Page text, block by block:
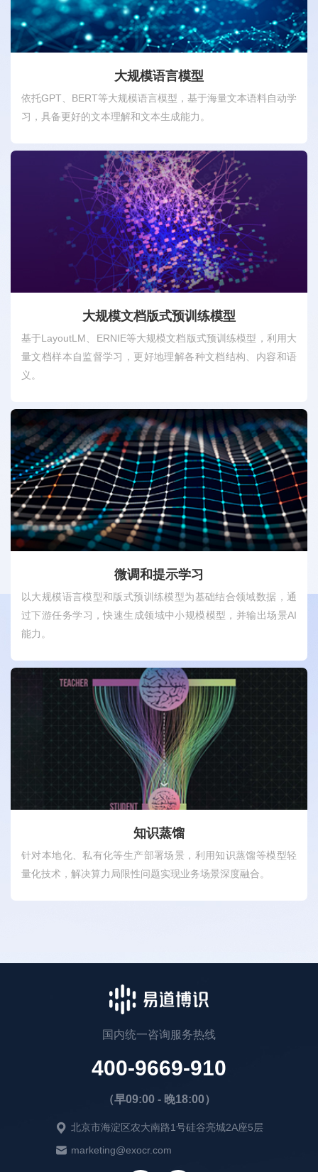
大规模语言模型
依托GPT、BERT等大规模语言模型，基于海量文本语料自动学
习，具备更好的文本理解和文本生成能力。
大规模文档版式预训练模型
基于LayoutLM、ERNIE等大规模文档版式预训练模型，利用大
量文档样本自监督学习，更好地理解各种文档结构、内容和语
义。
微调和提示学习
以大规模语言模型和版式预训练模型为基础结合领域数据，通
过下游任务学习，快速生成领域中小规模模型，并输出场景AI
能力。
知识蒸馏
针对本地化、私有化等生产部署场景，利用知识蒸馏等模型轻
量化技术，解决算力局限性问题实现业务场景深度融合。
国内统一咨询服务热线
400-9669-910
（早09:00 - 晚18:00）
北京市海淀区农大南路1号硅谷亮城2A座5层
marketing@exocr.com